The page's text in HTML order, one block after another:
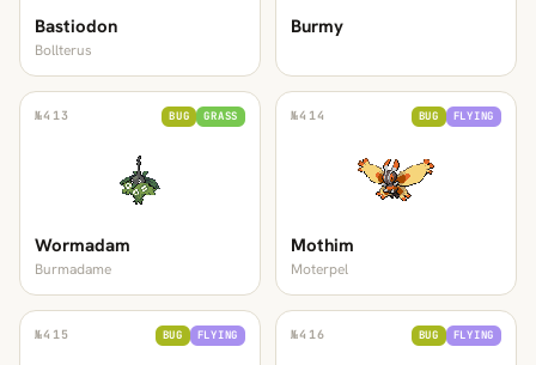
Bastiodon
Bollterus
Burmy
№413 BUG GRASS
Wormadam
Burmadame
№414 BUG FLYING
Mothim
Moterpel
№415 BUG FLYING №416 BUG FLYING